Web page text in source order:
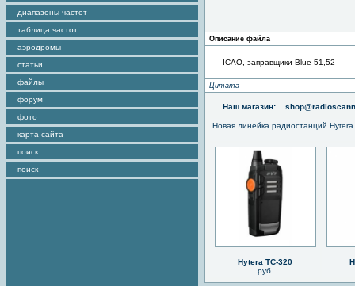
диапазоны частот
таблица частот
аэродромы
статьи
файлы
форум
фото
карта сайта
поиск
поиск
Описание файла
ICAO, заправщики Blue 51,52
Цитата
Наш магазин:
Новая линейка радиостанций
Hytera TC-320
руб.